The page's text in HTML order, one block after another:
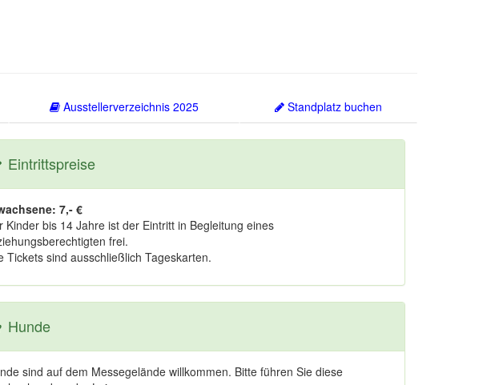
Ausstellerverzeichnis 2025 Standplatz buchen
Eintrittspreise
7,- €
Kinder bis 14 Jahre ist der Eintritt in Begleitung eines
frei.
Tickets sind ausschließlich Tageskarten.
Hunde
sind auf dem Messegelände willkommen. Bitte führen Sie diese